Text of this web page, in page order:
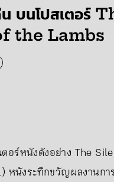
บนโปสเตอร์
the Lambs
อร์หนังดังอย่าง The
หนังระทึกขวัญผลงานกา